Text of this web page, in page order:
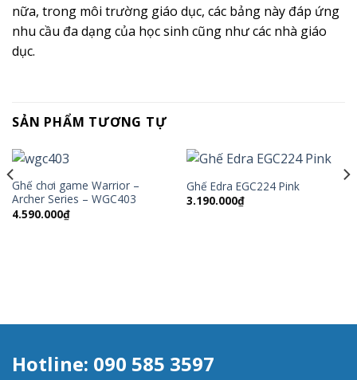
nữa, trong môi trường giáo dục, các bảng này đáp ứng
nhu cầu đa dạng của học sinh cũng như các nhà giáo
dục.
SẢN PHẨM TƯƠNG TỰ
Ghế chơi game Warrior –
Archer Series – WGC403
4.590.000₫
Ghế Edra EGC224 Pink
3.190.000₫
Hotline: 090 585 3597